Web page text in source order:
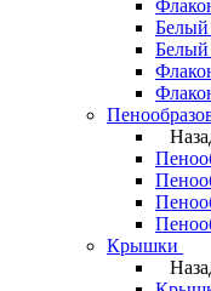
Белый
Белый
Крышки